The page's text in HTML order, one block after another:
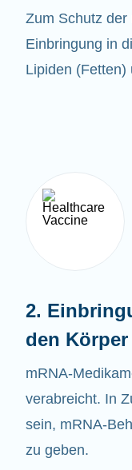
Zum Schutz der
Einbringung in
Lipiden (Fetten)
2.
den Körper
mRNA-
verabreicht. In
sein, mRNA-
zu geben.